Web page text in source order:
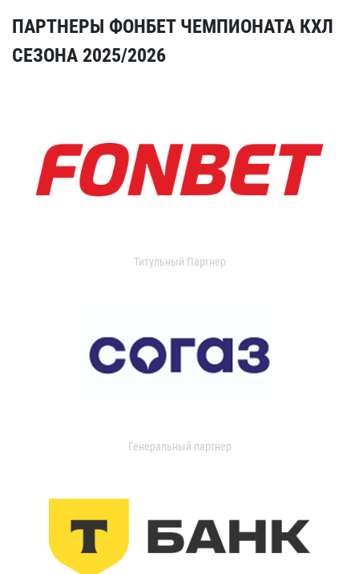
ПАРТНЕРЫ ФОНБЕТ ЧЕМПИОНАТА КХЛ
СЕЗОНА 2025/2026
Титульный Партнер
Генеральный партнер